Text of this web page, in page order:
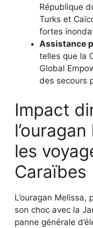
République
Turks et
fortes
Assistance
telles que la
Global
des secours
Impact
les
Caraïbes
L’ouragan
son choc avec la
panne générale